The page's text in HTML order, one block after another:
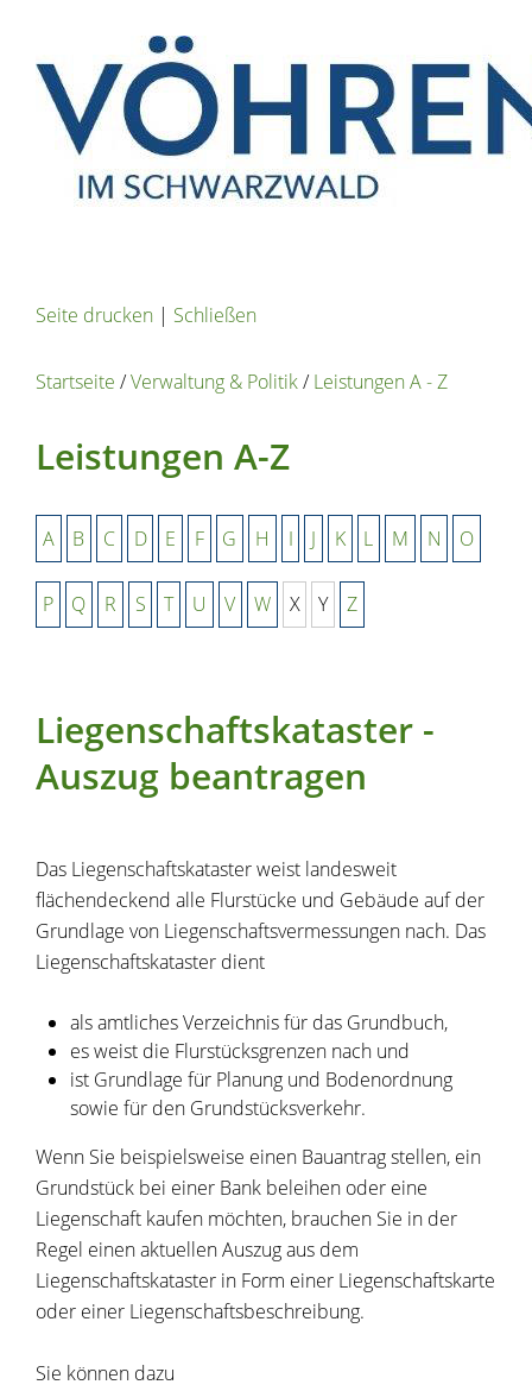
Seite drucken | Schließen
Startseite /Verwaltung & Politik/Leistungen A - Z
Leistungen A-Z
A B C D E F G H I J K L M N O
P Q R S T U V W X Y Z
Liegenschaftskataster -
Auszug beantragen
Das Liegenschaftskataster weist landesweit
flächendeckend alle Flurstücke und Gebäude auf der
Grundlage von Liegenschaftsvermessungen nach. Das
Liegenschaftskataster dient
als amtliches Verzeichnis für das Grundbuch,
es weist die Flurstücksgrenzen nach und
ist Grundlage für Planung und Bodenordnung
sowie für den Grundstücksverkehr.
Wenn Sie beispielsweise einen Bauantrag stellen, ein
Grundstück bei einer Bank beleihen oder eine
Liegenschaft kaufen möchten, brauchen Sie in der
Regel einen aktuellen Auszug aus dem
Liegenschaftskataster in Form einer Liegenschaftskarte
oder einer Liegenschaftsbeschreibung.
Sie können dazu